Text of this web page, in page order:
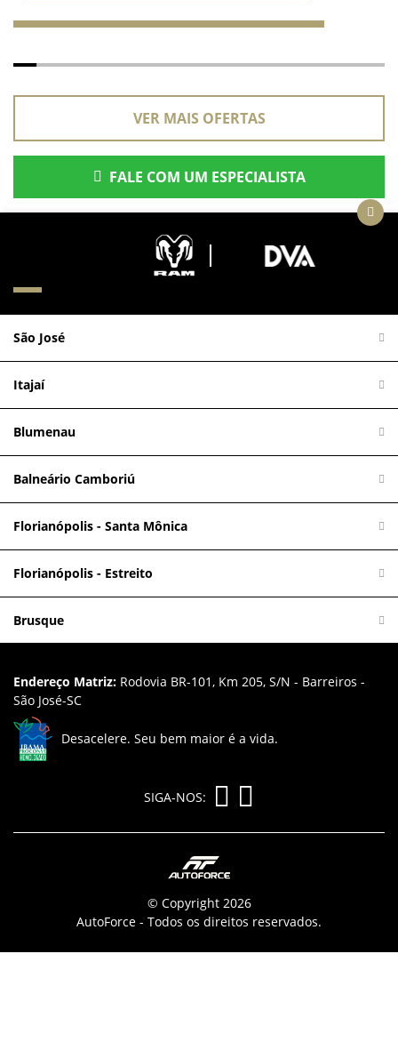
VER MAIS OFERTAS
FALE COM UM ESPECIALISTA
São José
Itajaí
Blumenau
Balneário Camboriú
Florianópolis - Santa Mônica
Florianópolis - Estreito
Brusque
Endereço Matriz: Rodovia BR-101, Km 205, S/N - Barreiros -
São José-SC
Desacelere. Seu bem maior é a vida.
SIGA-NOS:
© Copyright 2026
AutoForce - Todos os direitos reservados.